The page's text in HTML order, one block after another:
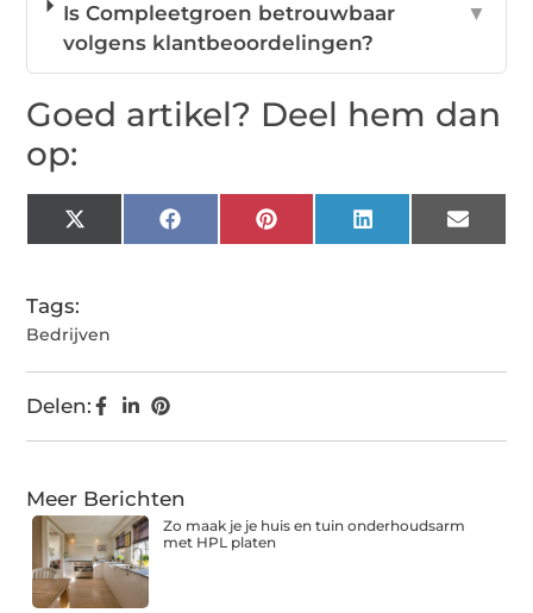
Is Compleetgroen betrouwbaar
volgens klantbeoordelingen?
▼
Goed artikel? Deel hem dan
op:
X
(Twitter)
FacebookPinterestLinkedIn Email
Tags:
Bedrijven
Delen:
Meer Berichten
Zo maak je je huis en tuin onderhoudsarm
met HPL platen